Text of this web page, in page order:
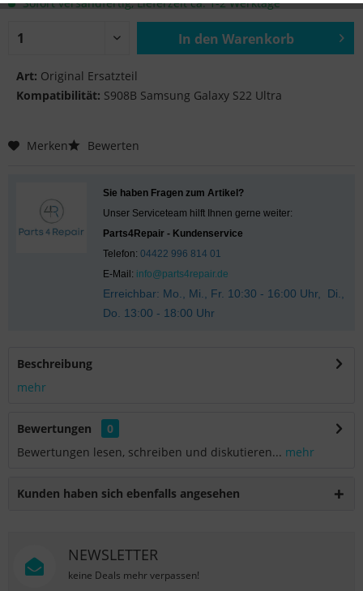
In den Warenkorb
Art: Original Ersatzteil
Kompatibilität: S908B Samsung Galaxy S22 Ultra
Merken Bewerten
Sie haben Fragen zum Artikel?
Unser Serviceteam hilft Ihnen gerne weiter:
Parts4Repair - Kundenservice
Telefon: 04422 996 814 01
E-Mail: info@parts4repair.de
Erreichbar: Mo., Mi., Fr. 10:30 - 16:00 Uhr, Di.,
Do. 13:00 - 18:00 Uhr
Beschreibung
mehr
Bewertungen
0
Bewertungen lesen, schreiben und diskutieren... mehr
Kunden haben sich ebenfalls angesehen
NEWSLETTER
keine Deals mehr verpassen!